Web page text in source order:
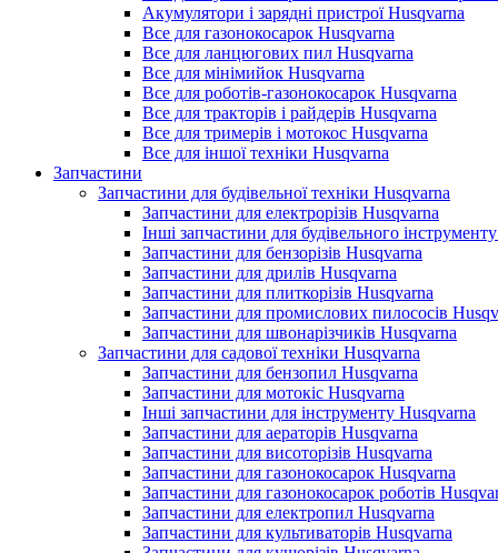
Акумулятори і зарядні пристрої Husqvarna
Все для газонокосарок Husqvarna
Все для ланцюгових пил Husqvarna
Все для мінімийок Husqvarna
Все для роботів-газонокосарок Husqvarna
Все для тракторів і райдерів Husqvarna
Все для тримерів і мотокос Husqvarna
Все для іншої техніки Husqvarna
Запчастини
Запчастини для будівельної техніки Husqvarna
Запчастини для електрорізів Husqvarna
Інші запчастини для будівельного
Запчастини для бензорізів Husqvarna
Запчастини для дрилів Husqvarna
Запчастини для плиткорізів Husqvarna
Запчастини для промислових пилососів
Запчастини для швонарізчиків Husqvarna
Запчастини для садової техніки Husqvarna
Запчастини для бензопил Husqvarna
Запчастини для мотокіс Husqvarna
Інші запчастини для інструменту Husqvarna
Запчастини для аераторів Husqvarna
Запчастини для висоторізів Husqvarna
Запчастини для газонокосарок Husqvarna
Запчастини для газонокосарок роботів
Запчастини для електропил Husqvarna
Запчастини для культиваторів Husqvarna